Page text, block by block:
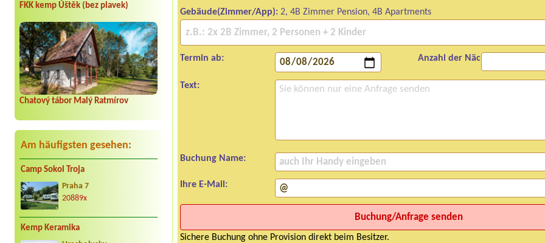
FKK kemp Úštěk (bez plavek)
Chatový tábor Malý Ratmírov
Am häufigsten gesehen:
Camp Sokol Troja
Praha 7
20889x
Kemp Keramika
Gebäude(Zimmer/App): 2, 4B Zimmer Pension, 4B Apartments
Termin ab: Anzahl der Nächte:
Text:
Buchung Name:
Ihre E-Mail:
Sichere Buchung ohne Provision direkt beim Besitzer.